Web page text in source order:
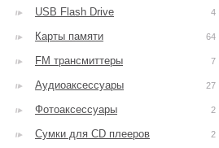
USB Flash Drive 4
Карты памяти 64
FM трансмиттеры 7
Аудиоаксессуары 27
Фотоаксессуары 2
Сумки для CD плееров 2